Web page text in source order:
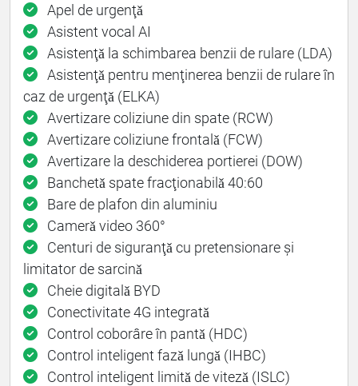
Apel de urgenţǎ
Asistent vocal AI
Asistenţǎ la schimbarea benzii de rulare (LDA)
Asistenţǎ pentru menţinerea benzii de rulare în
caz de urgenţǎ (ELKA)
Avertizare coliziune din spate (RCW)
Avertizare coliziune frontalǎ (FCW)
Avertizare la deschiderea portierei (DOW)
Banchetǎ spate fracţionabilǎ 40:60
Bare de plafon din aluminiu
Camerǎ video 360°
Centuri de siguranţǎ cu pretensionare și
limitator de sarcinǎ
Cheie digitalǎ BYD
Conectivitate 4G integratǎ
Control coborâre în pantǎ (HDC)
Control inteligent fazǎ lungǎ (IHBC)
Control inteligent limitǎ de vitezǎ (ISLC)